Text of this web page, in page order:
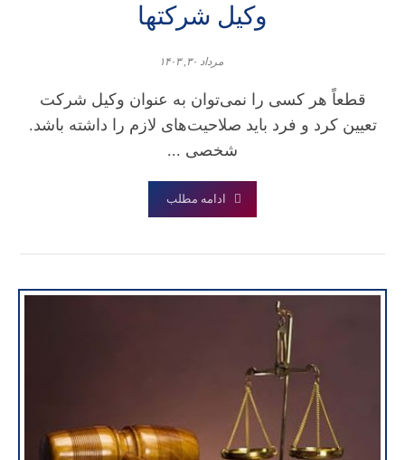
وکیل شرکتها
مرداد ۳۰, ۱۴۰۳
قطعاً هر کسی را نمی‌توان به عنوان وکیل شرکت
تعیین کرد و فرد باید صلاحیت‌های لازم را داشته باشد.
شخصی ...
ادامه مطلب